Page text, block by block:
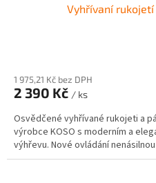
Vyhřívaní rukojetí
produktu
je
z
5
hvězdiček.
1 975,21 Kč bez DPH
2 390 Kč / ks
Osvědčené vyhřívané rukojeti a
výrobce KOSO s moderním a
výhřevu. Nové ovládání